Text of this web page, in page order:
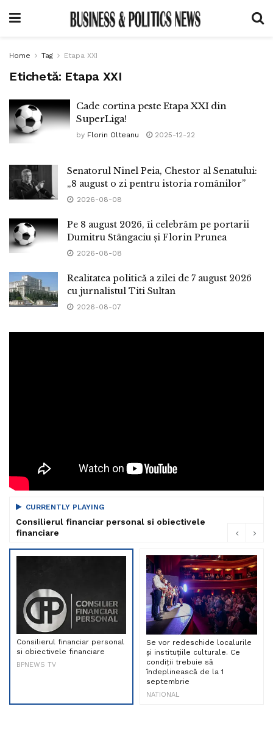
Home Tag Etapa XXI
Etichetă: Etapa XXI
Cade cortina peste Etapa XXI din
SuperLiga!
by Florin Olteanu 2025-12-22
Senatorul Ninel Peia, Chestor al Senatului:
„8 august o zi pentru istoria românilor”
2026-08-08
Pe 8 august 2026, îi celebrăm pe portarii
Dumitru Stângaciu și Florin Prunea
2026-08-08
Realitatea politică a zilei de 7 august 2026
cu jurnalistul Titi Sultan
2026-08-07
CURRENTLY PLAYING
Consilierul financiar personal si obiectivele
financiare
Consilierul financiar personal
si obiectivele financiare
BPNEWS TV
Se vor redeschide localurile
și instituțiile culturale. Ce
condiții trebuie să
îndeplinească de la 1
septembrie
NATIONAL